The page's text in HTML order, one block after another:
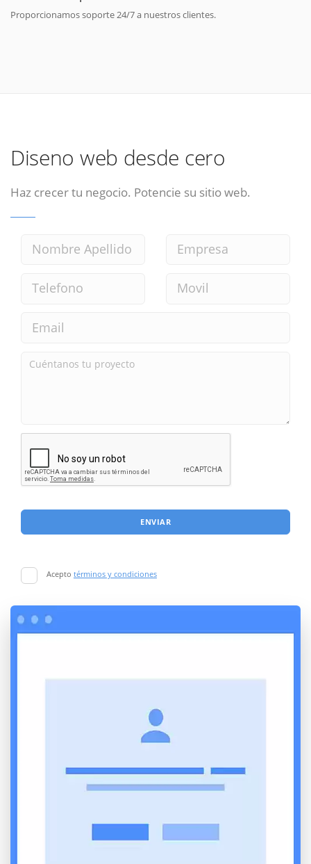
Proporcionamos soporte 24/7 a nuestros clientes.
Diseno web desde cero
Haz crecer tu negocio. Potencie su sitio web.
ENVIAR
Acepto términos y condiciones